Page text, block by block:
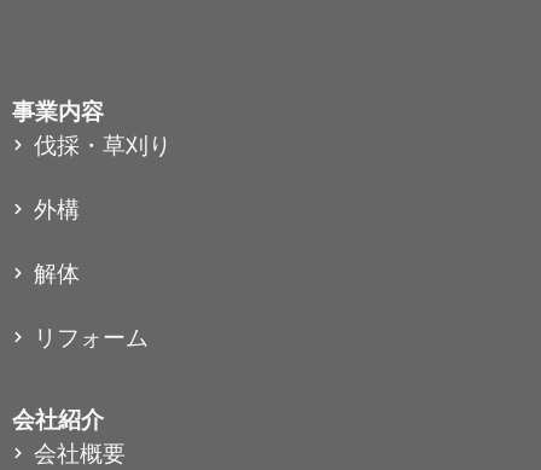
事業内容
伐採・草刈り
外構
解体
リフォーム
会社紹介
会社概要